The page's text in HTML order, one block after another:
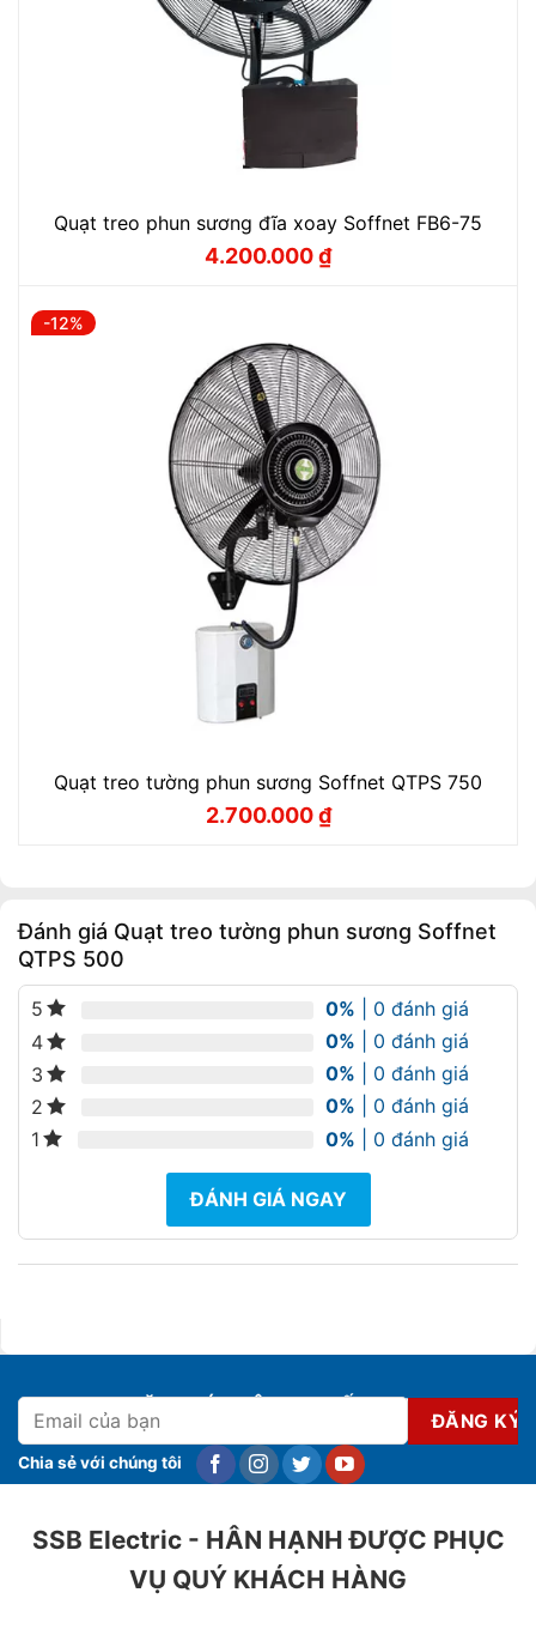
Quạt treo phun sương đĩa xoay Soffnet FB6-75
Giá
4.200.000₫
Giá
-12%
Quạt treo tường phun sương Soffnet QTPS 750
Giá
2.700.000₫
Giá
Đánh giá Quạt treo tường phun sương Soffnet
QTPS 500
5 0% | 0 đánh giá
4
0% | 0 đánh giá
3
0% | 0 đánh giá
2
0% | 0 đánh giá
1
0% | 0 đánh giá
ĐÁNH GIÁ NGAY
ĐĂNG KÝ NHẬN KHUYẾN MẠI
Chia sẻ với chúng tôi
SSB Electric - HÂN HẠNH ĐƯỢC PHỤC
VỤ QUÝ KHÁCH HÀNG